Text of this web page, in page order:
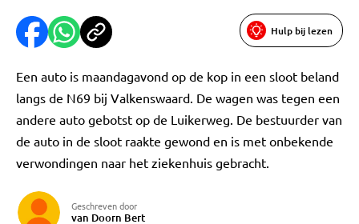
Hulp bij lezen
Een auto is maandagavond op de kop in een sloot beland
langs de N69 bij Valkenswaard. De wagen was tegen een
andere auto gebotst op de Luikerweg. De bestuurder van
de auto in de sloot raakte gewond en is met onbekende
verwondingen naar het ziekenhuis gebracht.
Geschreven door
van Doorn Bert